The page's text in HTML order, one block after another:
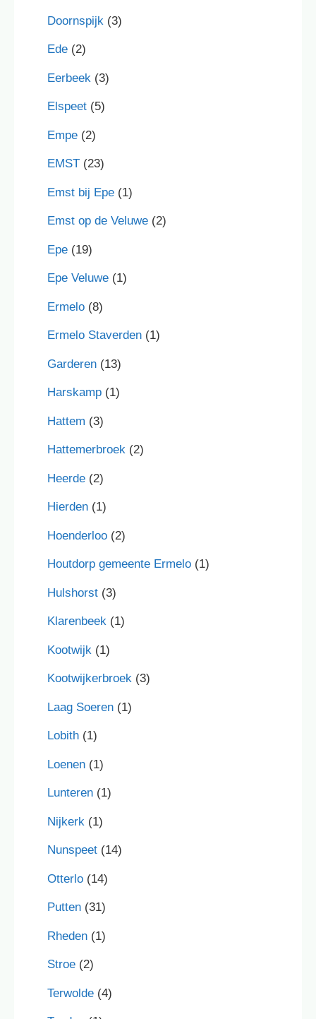
Doornspijk (3)
Ede (2)
Eerbeek (3)
Elspeet (5)
Empe (2)
EMST (23)
Emst bij Epe (1)
Emst op de Veluwe (2)
Epe (19)
Epe Veluwe (1)
Ermelo (8)
Ermelo Staverden (1)
Garderen (13)
Harskamp (1)
Hattem (3)
Hattemerbroek (2)
Heerde (2)
Hierden (1)
Hoenderloo (2)
Houtdorp gemeente Ermelo (1)
Hulshorst (3)
Klarenbeek (1)
Kootwijk (1)
Kootwijkerbroek (3)
Laag Soeren (1)
Lobith (1)
Loenen (1)
Lunteren (1)
Nijkerk (1)
Nunspeet (14)
Otterlo (14)
Putten (31)
Rheden (1)
Stroe (2)
Terwolde (4)